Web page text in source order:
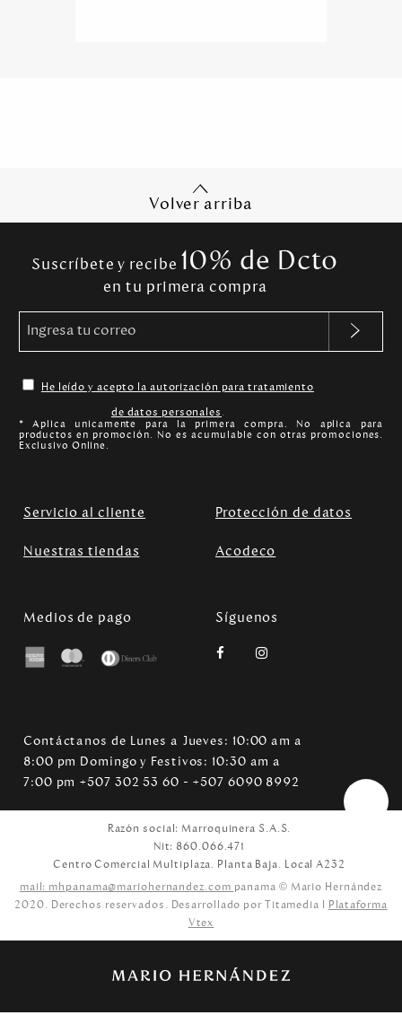
Volver arriba
Suscríbete y recibe 10% de Dcto
en tu primera compra
He leído y acepto la autorización para tratamiento
de datos personales.
* Aplica unicamente para la primera compra. No aplica para
productos en promoción. No es acumulable con otras promociones.
Exclusivo Online.
Servicio al cliente Protección de datos
Nuestras tiendas Acodeco
Medios de pago Síguenos
Contáctanos de Lunes a Jueves: 10:00 am a
8:00 pm Domingo y Festivos: 10:30 am a
7:00 pm +507 302 53 60 - +507 6090 8992
Razón social: Marroquinera S.A.S.
Nit: 860.066.471
Centro Comercial Multiplaza. Planta Baja. Local A232
mail: mhpanama@mariohernandez.com panama © Mario Hernández
2020. Derechos reservados. Desarrollado por Titamedia l Plataforma
Vtex